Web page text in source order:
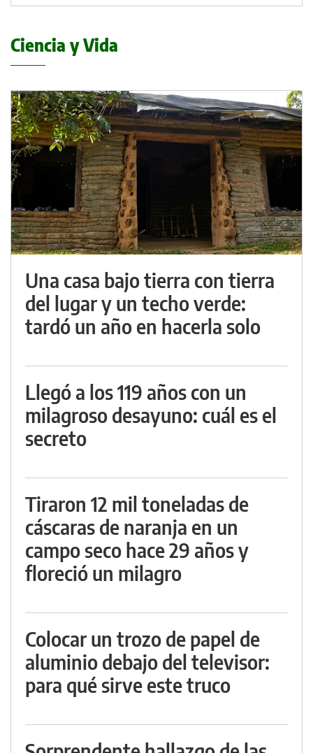
Ciencia y Vida
Una casa bajo tierra con tierra
del lugar y un techo verde:
tardó un año en hacerla solo
Llegó a los 119 años con un
milagroso desayuno: cuál es el
secreto
Tiraron 12 mil toneladas de
cáscaras de naranja en un
campo seco hace 29 años y
floreció un milagro
Colocar un trozo de papel de
aluminio debajo del televisor:
para qué sirve este truco